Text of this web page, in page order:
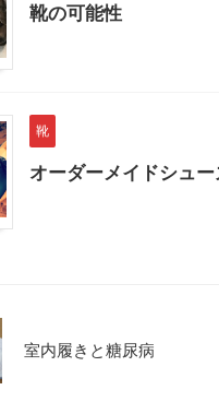
靴の可能性
靴
オーダーメイドシュ
室内履きと糖尿病